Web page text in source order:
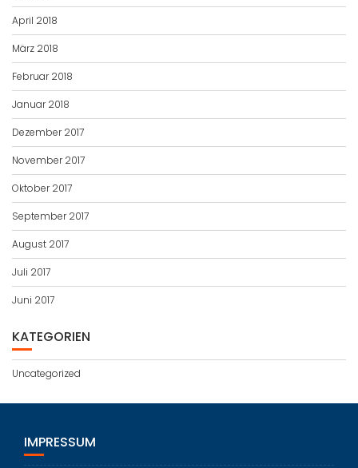
April 2018
März 2018
Februar 2018
Januar 2018
Dezember 2017
November 2017
Oktober 2017
September 2017
August 2017
Juli 2017
Juni 2017
KATEGORIEN
Uncategorized
IMPRESSUM